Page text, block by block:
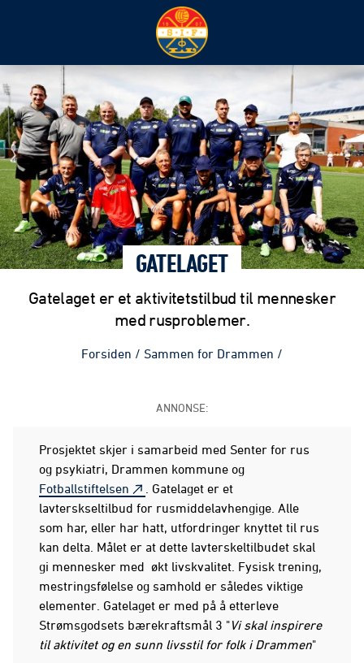
GATELAGET
Gatelaget er et aktivitetstilbud til mennesker
med rusproblemer.
Forsiden / Sammen for Drammen /
ANNONSE:
Prosjektet skjer i samarbeid med Senter for rus
og psykiatri, Drammen kommune og
Fotballstiftelsen
. Gatelaget er et
lavterskseltilbud for rusmiddelavhengige. Alle
som har, eller har hatt, utfordringer knyttet til rus
kan delta. Målet er at dette lavterskeltilbudet skal
gi mennesker med økt livskvalitet. Fysisk trening,
mestringsfølelse og samhold er således viktige
elementer. Gatelaget er med på å etterleve
Strømsgodsets bærekraftsmål 3 "Vi skal inspirere
til aktivitet og en sunn livsstil for folk i Drammen"